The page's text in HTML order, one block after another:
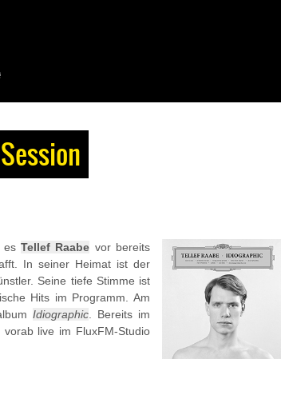
es Tellef Raabe vor bereits
In seiner Heimat ist der
Seine tiefe Stimme ist
Hits im Programm. Am
Idiographic. Bereits im
live im FluxFM-Studio